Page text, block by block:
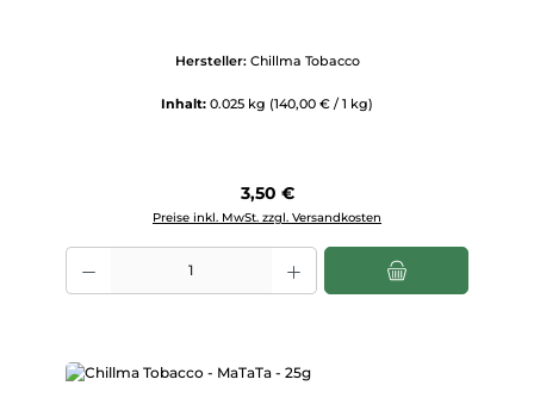
Hersteller: Chillma Tobacco
Inhalt: 0.025 kg (140,00 € / 1 kg)
Regulärer Preis:
3,50 €
Preise inkl. MwSt. zzgl. Versandkosten
Produkt Anzahl: Gib den gewünschten Wert ein oder benutze die